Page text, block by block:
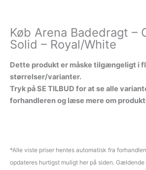
Køb Arena Badedragt –
Solid – Royal/White
Dette produkt er måske tilgængeligt i
størrelser/varianter.
Tryk på SE TILBUD for at se alle
forhandleren og læse mere om
*Alle viste priser hentes automatisk fra
opdateres hurtigst muligt her på siden.